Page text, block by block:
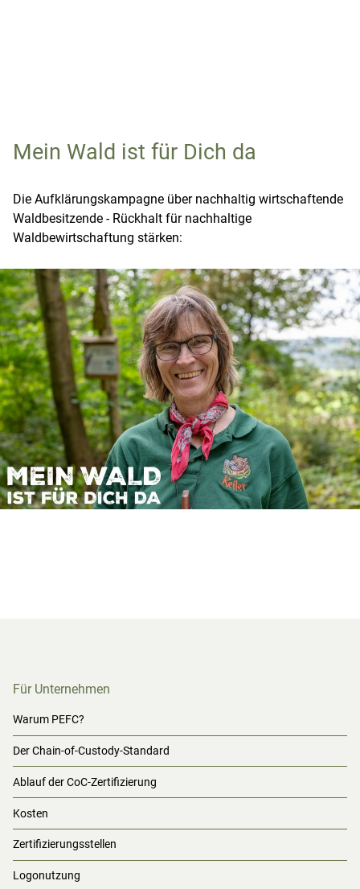
MEHR ERFAHREN
Mein Wald ist für Dich da
Die Aufklärungskampagne über nachhaltig wirtschaftende
Waldbesitzende - Rückhalt für nachhaltige
Waldbewirtschaftung stärken:
Für Unternehmen
Warum PEFC?
Der Chain-of-Custody-Standard
Ablauf der CoC-Zertifizierung
Kosten
Zertifizierungsstellen
Logonutzung